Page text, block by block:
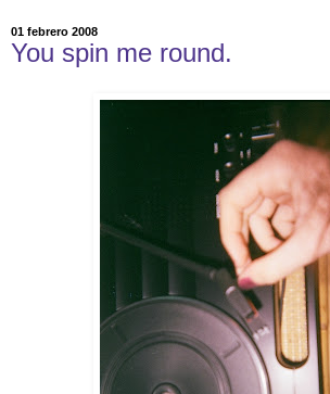
01 febrero 2008
You spin me round.